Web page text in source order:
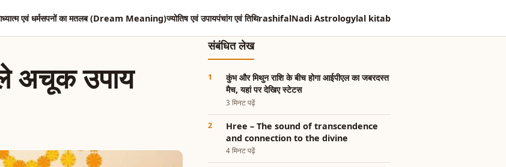
एवं धर्मसपनों का मतलब (Dream Meaning)ज्योतिष एवं उपायपंचांग एवं तिथिrashifalNadi Astrologylal kitab
अचूक उपाय
संबंधित लेख
कुंभ और मिथुन राशि के बीच होगा आईपीएल का जबरदस्त
मैच, यहां पर देखिए स्टेटस
3 मिनट पढ़ें
Hree – The sound of transcendence
and connection to the divine
4 मिनट पढ़ें